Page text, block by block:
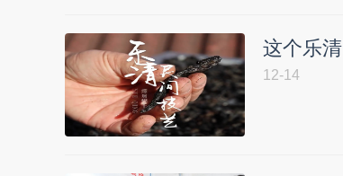
这个乐
12-14